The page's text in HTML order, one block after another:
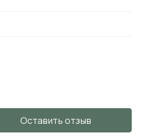
Оставить отзыв